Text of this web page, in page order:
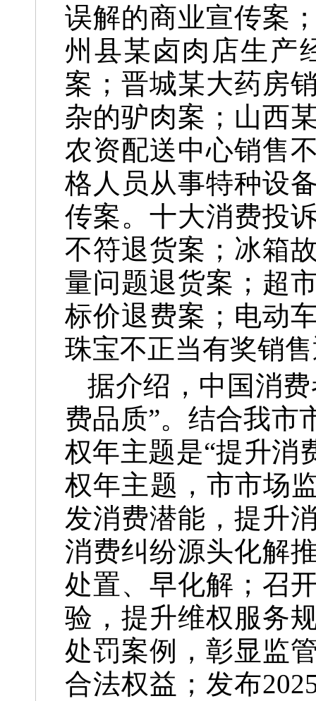
误解的商业宣传案
州县某卤肉店生产
案；晋城某大药房
杂的驴肉案；山西
农资配送中心销售
格人员从事特种设
传案。十大消费投
不符退货案；冰箱
量问题退货案；超
标价退费案；电动
珠宝不正当有奖销
据介绍，中国消
费品质”。结合我市
权年主题是“提升
权年主题，市市场
发消费潜能，提升
消费纠纷源头化解
处置、早化解；召
验，提升维权服务
处罚案例，彰显监
合法权益；发布